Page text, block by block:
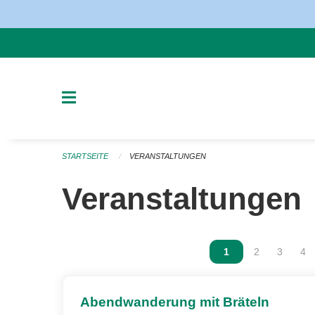
STARTSEITE VERANSTALTUNGEN
Veranstaltungen
Vous êtes sur la
1 Vous êtes
2 Vous
3 4
Abendwanderung mit Bräteln